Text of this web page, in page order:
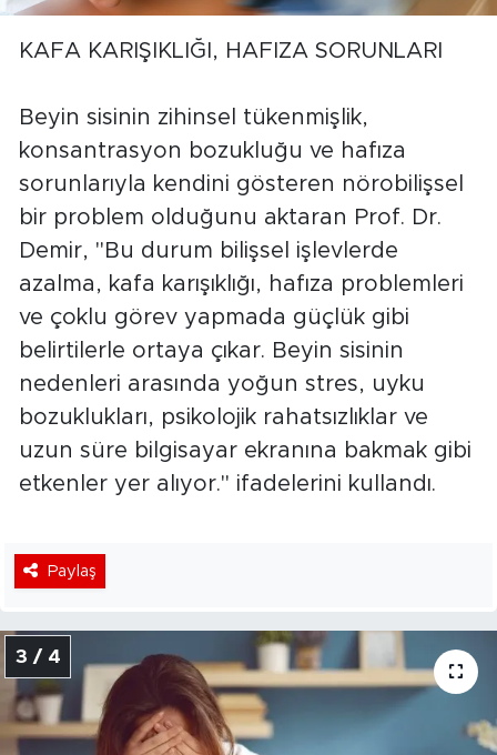
KAFA KARIŞIKLIĞI, HAFIZA SORUNLARI
Beyin sisinin zihinsel tükenmişlik,
konsantrasyon bozukluğu ve hafıza
sorunlarıyla kendini gösteren nörobilişsel
bir problem olduğunu aktaran Prof. Dr.
Demir, "Bu durum bilişsel işlevlerde
azalma, kafa karışıklığı, hafıza problemleri
ve çoklu görev yapmada güçlük gibi
belirtilerle ortaya çıkar. Beyin sisinin
nedenleri arasında yoğun stres, uyku
bozuklukları, psikolojik rahatsızlıklar ve
uzun süre bilgisayar ekranına bakmak gibi
etkenler yer alıyor." ifadelerini kullandı.
Paylaş
3 / 4